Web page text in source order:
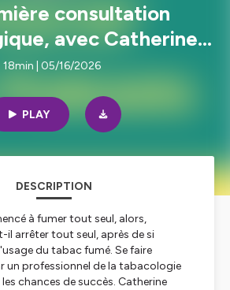
consultation
avec Catherine
IDE Tabaco au
la Polyclinique Saint-
(Rennes)
18min | 05/16/2026
PLAY
DESCRIPTION
à fumer tout seul, alors,
arrêter tout seul, après de si
du tabac fumé. Se faire
un professionnel de la tabacologie
chances de succès. Catherine